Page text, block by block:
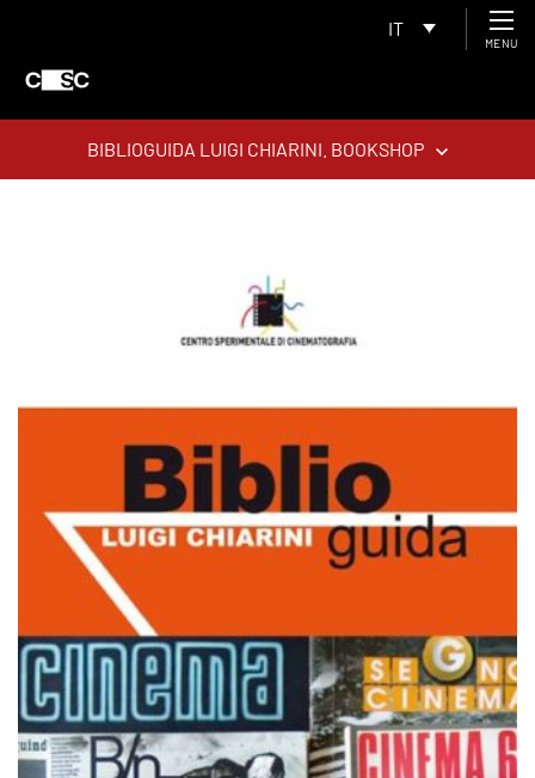
IT
MENU
BIBLIOGUIDA LUIGI CHIARINI. BOOKSHOP